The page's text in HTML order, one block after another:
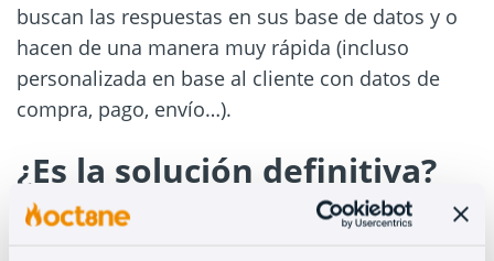
buscan las respuestas en sus base de datos y o
hacen de una manera muy rápida (incluso
personalizada en base al cliente con datos de
compra, pago, envío…).
¿Es la solución definitiva?
La respuesta corta es que no, pero vamos a